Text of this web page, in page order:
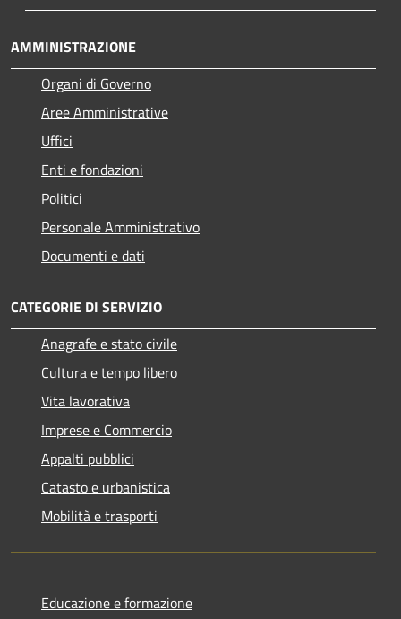
AMMINISTRAZIONE
Organi di Governo
Aree Amministrative
Uffici
Enti e fondazioni
Politici
Personale Amministrativo
Documenti e dati
CATEGORIE DI SERVIZIO
Anagrafe e stato civile
Cultura e tempo libero
Vita lavorativa
Imprese e Commercio
Appalti pubblici
Catasto e urbanistica
Mobilità e trasporti
Educazione e formazione